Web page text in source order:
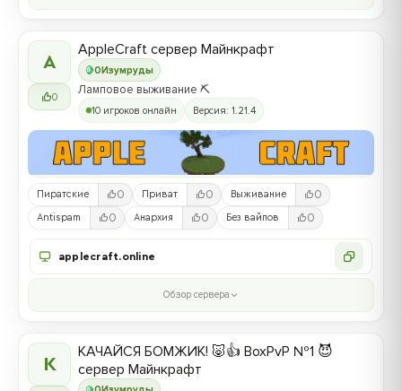
A
0
0Изумруды
AppleCraft сервер Майнкрафт
Ламповое выживание ⛏️
10 игроков онлайн Версия: 1.21.4
Пиратские 0 Приват 0 Выживание 0
Antispam 0 Анархия 0 Без вайпов 0
applecraft.online
Обзор сервера
К
КАЧАЙСЯ БОМЖИК! 🐷👍 BoxPvP №1 😈
сервер Майнкрафт